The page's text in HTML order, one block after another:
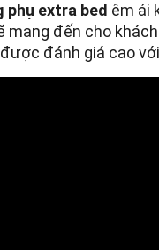
phụ extra bed êm ái
mang đến cho
đánh giá cao